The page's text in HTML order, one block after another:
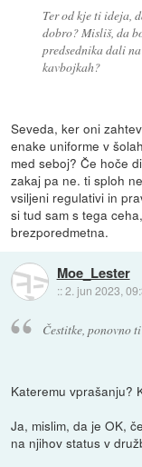
Ter od kje ti ideja,
dobro? Misliš, da
predsednika dali
kavbojkah?
Seveda, ker oni
enake uniforme v
med seboj? Če hoče
zakaj pa ne. ti sploh
vsiljeni regulativi in
si tud sam s tega
brezporedmetna.
Moe_Lester
::2. jun 2023,
Čestitke, ponovno
Kateremu vprašanju?
Ja, mislim, da je OK,
na njihov status v